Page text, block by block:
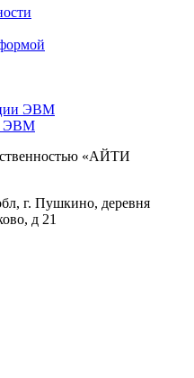
ЭВМ
ЭВМ
«АЙТИ
г. Пушкино, деревня
д 21